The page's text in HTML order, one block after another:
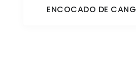
ENCOCADO DE